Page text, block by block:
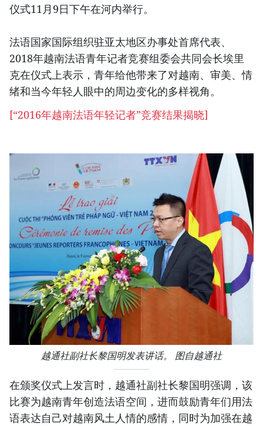
仪式11月9日下午在河内举行。
法语国家国际组织驻亚太地区办事处首席代表、
2018年越南法语青年记者竞赛组委会共同会长埃里
克在仪式上表示，青年给他带来了对越南、审美、情
绪和当今年轻人眼中的周边变化的多样视角。
[“2016年越南法语年轻记者”竞赛结果揭晓]
越通社副社长黎国明发表讲话。 图自越通社
在颁奖仪式上发言时，越通社副社长黎国明强调，该
比赛为越南青年创造法语空间，进而鼓励青年们用法
语表达自己对越南风土人情的感情，同时为加强在越